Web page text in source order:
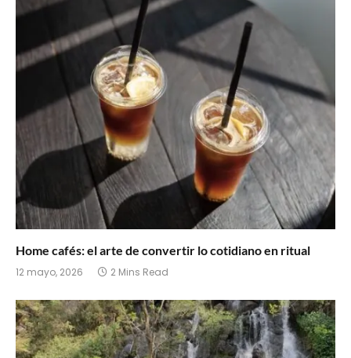
Home cafés: el arte de convertir lo cotidiano en ritual
12 mayo, 2026 2 Mins Read